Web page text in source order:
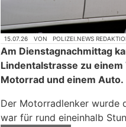
15.07.26 VON POLIZEI.NEWS
Am Dienstagnachmittag
Lindentalstrasse zu
Motorrad und einem Auto.
Der Motorradlenker wurde
war für rund eineinhalb